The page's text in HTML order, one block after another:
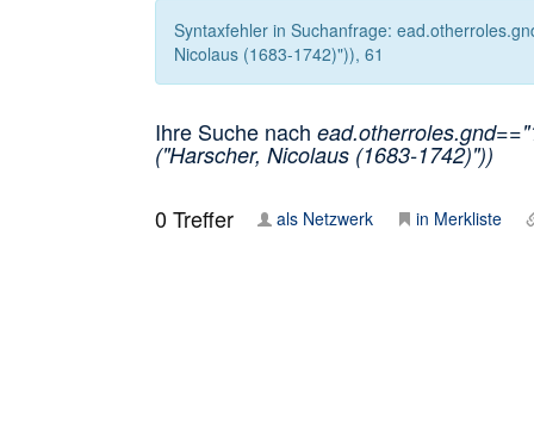
Syntaxfehler in Suchanfrage:
Nicolaus (1683-1742)")), 61
Ihre Suche nach
("Harscher, Nicolaus (1683-1742)"))
0Treffer als Netzwerk in Merkliste